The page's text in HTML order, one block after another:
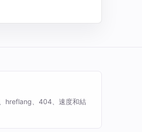
hreflang、404、速度和結